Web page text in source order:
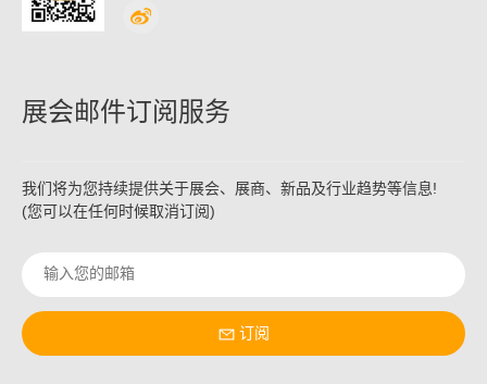
展会邮件订阅服务
我们将为您持续提供关于展会、展商、新品及行业趋势等信息!
(您可以在任何时候取消订阅)
订阅